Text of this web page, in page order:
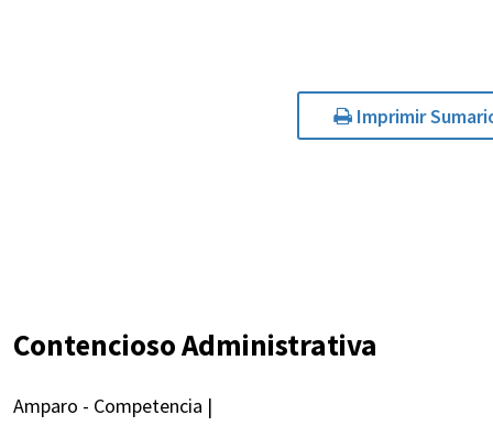
Imprimir
Contencioso Administrativa
Amparo - Competencia |